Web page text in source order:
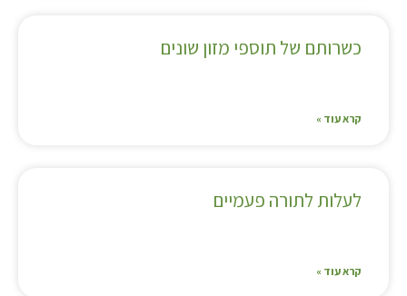
כשרותם של תוספי מזון שונים
קרא עוד »
לעלות לתורה פעמיים
קרא עוד »